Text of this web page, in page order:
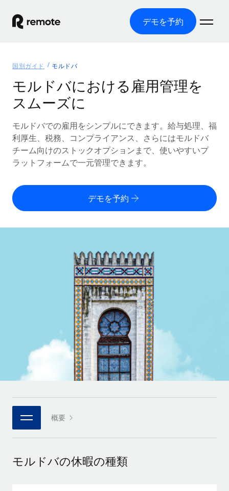
デモを予約
グローバル雇用
グローバル給与処理
コンプライアンス対応の給与処理を手軽に
Employer of Record（EOR）
グローバル展開をコストをかけずに実現
Contractor of Record
世界中の契約社員と法令を遵守して契約
複雑な雇用関連業務を外部委託
Remote統合
人事機能をワークフローにシームレスに統合する
プラットフォーム
チームのための人事の基本機能を内蔵
新しい
当社のMCPを使用して、あらゆるAIツールをRemoteに接続
統合
基本的なビジネスツールを活用して業務プロセスを効率化す
ソリューション
各国の制度に対応
国別ガイド
/国別のグローバル雇用支援を検索する
Remoteを他社と比較
スタートアップ
成長中の企業向けのアジャイルなグローバルHR・給与処理ソ
ミッドマーケット
カスタマイズされた人事ソリューションでチームを拡大する
大企業向けのグローバルHR
パートナーに登録
戦略的テクノロジーパートナー
グローバルな人事機能を柔軟に自社プラットフォームへ統合
当社とのパートナーシップの可能性を検討する
リソース
ツールと計算ツール
従業員コスト計算ツール
グローバルな契約社員向けに、通貨オプションと支払スピー
リサーチおよびガイド
HR用語集
チェックリストおよびテンプレート
職務内容ライブラリ
ウェビナー
イベント
ニュースルーム
価格
English
Italiano
Português (Portugal)
日本語
한국어
国別ガイド モルドバ
モルドバにおける雇用管理を
スムーズに
モルドバでの雇用をシンプルにできます。給与処理、福
利厚生、税務、コンプライアンス、さらにはモルドバ
チーム向けのストックオプションまで、使いやすいプ
ラットフォームで一元管理できます。
デモを予約
概要
モルドバの休暇の種類